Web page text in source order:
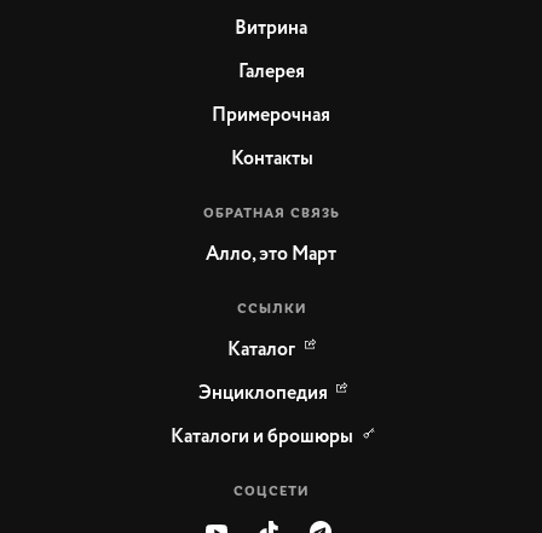
ССЫЛКИ
Витрина
Галерея
Энциклопедия
ОБРАТНАЯ СВЯЗЬ
Примерочная
Контакты
Каталог
СОЦСЕТИ
Каталоги и брошюры
Алло, это Март